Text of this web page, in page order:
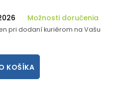
Možnosti doručenia
pri dodaní kuriérom na Vašu
KOŠÍKA